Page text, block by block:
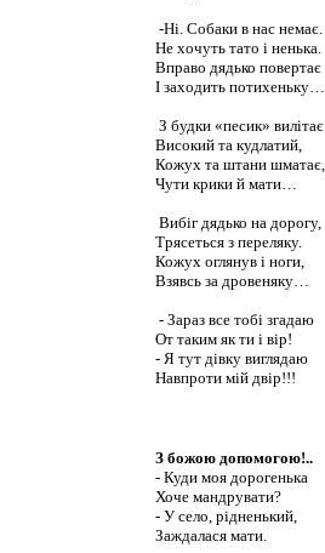
-Ні. Собаки в нас немає.
Не хочуть тато і ненька.
Вправо дядько повертає
І заходить потихеньку…
З будки «песик» вилітає
Високий та кудлатий,
Кожух та штани шматає,
Чути крики й мати…
Вибіг дядько на дорогу,
Трясеться з переляку.
Кожух оглянув і ноги,
Взявсь за дровеняку…
- Зараз все тобі згадаю
От таким як ти і вір!
- Я тут дівку виглядаю
Навпроти мій двір!!!
З божою допомогою!..
- Куди моя дорогенька
Хоче мандрувати?
- У село, рідненький,
Заждалася мати.